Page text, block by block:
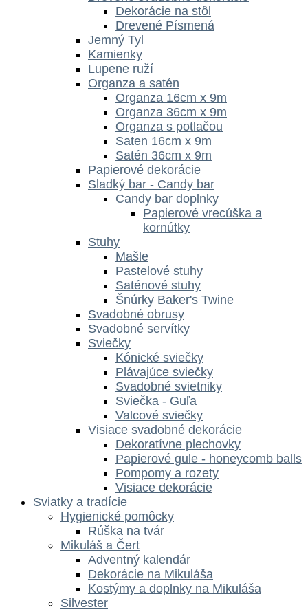
Dekorácie na stôl
Drevené Písmená
Jemný Tyl
Kamienky
Lupene ruží
Organza a satén
Organza 16cm x 9m
Organza 36cm x 9m
Organza s potlačou
Saten 16cm x 9m
Satén 36cm x 9m
Papierové dekorácie
Sladký bar - Candy bar
Candy bar doplnky
Papierové vrecúška a
kornútky
Stuhy
Mašle
Pastelové stuhy
Saténové stuhy
Šnúrky Baker's Twine
Svadobné obrusy
Svadobné servítky
Sviečky
Kónické sviečky
Plávajúce sviečky
Svadobné svietniky
Sviečka - Guľa
Valcové sviečky
Visiace svadobné dekorácie
Dekoratívne plechovky
Papierové gule - honeycomb balls
Pompomy a rozety
Visiace dekorácie
Sviatky a tradície
Hygienické pomôcky
Rúška na tvár
Mikuláš a Čert
Adventný kalendár
Dekorácie na Mikuláša
Kostýmy a doplnky na Mikuláša
Silvester